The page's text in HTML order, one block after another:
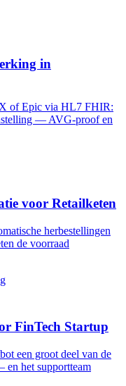
in
of Epic via HL7 FHIR:
— AVG-proof en
voor Retailketen
herbestellingen
de voorraad
FinTech Startup
een groot deel van de
en het supportteam